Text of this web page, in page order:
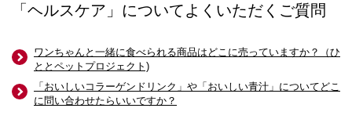
「ヘルスケア」についてよくいただくご質問
ワンちゃんと一緒に食べられる商品はどこに売っていますか？（ひ
ととペットプロジェクト)
「おいしいコラーゲンドリンク」や「おいしい青汁」についてどこ
に問い合わせたらいいですか？